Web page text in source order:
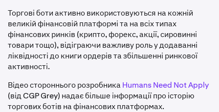
Торгові боти активно використовуються на кожній
великій фінансовій платформі та на всіх типах
фінансових ринків (крипто, форекс, акції, сировинні
товари тощо), відіграючи важливу роль у додаванні
ліквідності до книги ордерів та збільшенні ринкової
активності.
Відео стороннього розробника Humans Need Not Apply
(від CGP Grey) надає більше інформації про історію
торгових ботів на фінансових платформах.